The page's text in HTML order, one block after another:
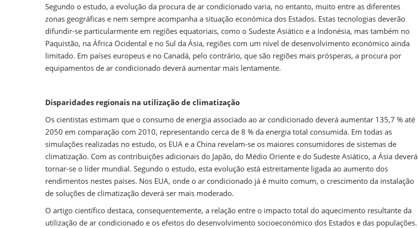
Segundo o estudo, a evolução da procura de ar condicionado varia, no entanto, muito entre as diferentes
zonas geográficas e nem sempre acompanha a situação económica dos Estados. Estas tecnologias deverão
difundir-se particularmente em regiões equatoriais, como o Sudeste Asiático e a Indonésia, mas também no
Paquistão, na África Ocidental e no Sul da Ásia, regiões com um nível de desenvolvimento económico ainda
limitado. Em países europeus e no Canadá, pelo contrário, que são regiões mais prósperas, a procura por
equipamentos de ar condicionado deverá aumentar mais lentamente.
Disparidades regionais na utilização de climatização
Os cientistas estimam que o consumo de energia associado ao ar condicionado deverá aumentar 135,7 % até
2050 em comparação com 2010, representando cerca de 8 % da energia total consumida. Em todas as
simulações realizadas no estudo, os EUA e a China revelam-se os maiores consumidores de sistemas de
climatização. Com as contribuições adicionais do Japão, do Médio Oriente e do Sudeste Asiático, a Ásia deverá
tornar-se o líder mundial. Segundo o estudo, esta evolução está estreitamente ligada ao aumento dos
rendimentos nestes países. Nos EUA, onde o ar condicionado já é muito comum, o crescimento da instalação
de soluções de climatização deverá ser mais moderado.
O artigo científico destaca, consequentemente, a relação entre o impacto total do aquecimento resultante da
utilização de ar condicionado e os efeitos do desenvolvimento socioeconómico dos Estados e das populações.